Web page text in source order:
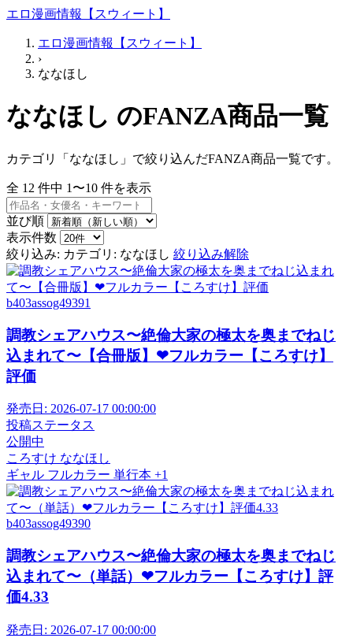
エロ漫画情報【スウィート】
エロ漫画情報【スウィート】
›
ななほし
ななほし のFANZA商品一覧
カテゴリ「ななほし」で絞り込んだFANZA商品一覧です。
全 12 件中 1〜10 件を表示
並び順
表示件数
絞り込み: カテゴリ: ななほし 絞り込み解除
b403assog49391
調教シェアハウス〜絶倫大家の極太を奥までねじ
込まれて〜【合冊版】❤フルカラー【ころすけ】
評価
発売日: 2026-07-17 00:00:00
投稿ステータス
公開中
ころすけ ななほし
ギャル フルカラー 単行本 +1
b403assog49390
調教シェアハウス〜絶倫大家の極太を奥までねじ
込まれて〜（単話）❤フルカラー【ころすけ】評
価4.33
発売日: 2026-07-17 00:00:00